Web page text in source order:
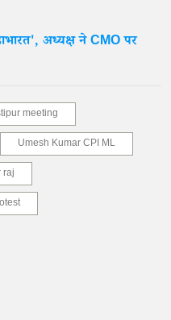
अध्यक्ष ने CMO पर
meeting
Umesh Kumar CPI ML
raj